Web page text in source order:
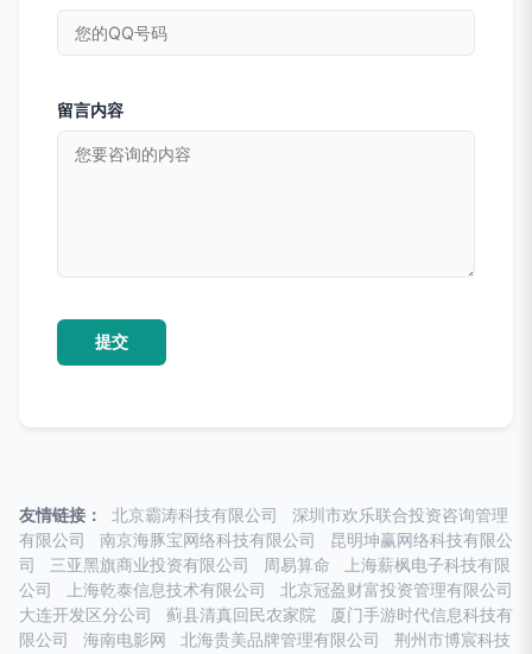
留言内容
友情链接： 北京霸涛科技有限公司
深圳市欢乐联合投资咨询管理
有限公司
南京海豚宝网络科技有限公司
昆明坤赢网络科技有限公
司
三亚黑旗商业投资有限公司 周易算命
上海薪枫电子科技有限
公司
上海乾泰信息技术有限公司
北京冠盈财富投资管理有限公司
大连开发区分公司
蓟县清真回民农家院
厦门手游时代信息科技有
限公司
海南电影网 北海贵美品牌管理有限公司
荆州市博宸科技